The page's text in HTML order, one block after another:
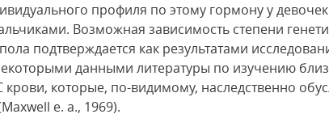
профиля по этому гормону у девочек
Возможная зависимость степени
подтверждается как результатами
данными литературы по изучению
которые, по-видимому, наследственно
е. а., 1969).